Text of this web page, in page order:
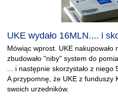
UKE wydało 16MLN.... i
Mówiąc wprost. UKE nakupowało
zbudowało "niby" system do
... i następnie skorzystało z
A przypomnę, że UKE z funduszy
swoich urzedników.